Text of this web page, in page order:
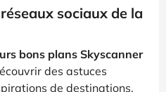
sociaux de la
bons plans Skyscanner
des astuces
de destinations,